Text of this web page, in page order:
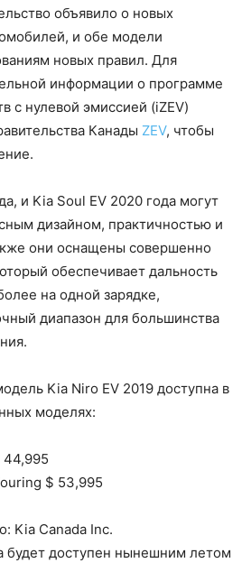
объявило о новых
и обе модели
новых правил. Для
информации о программе
с нулевой эмиссией (iZEV)
Канады ZEV, чтобы
и Kia Soul EV 2020 года могут
дизайном, практичностью и
они оснащены совершенно
обеспечивает дальность
на одной зарядке,
диапазон для большинства
Kia Niro EV 2019 доступна в
моделях:
44,995
$ 53,995
Kia Canada Inc.
будет доступен нынешним летом